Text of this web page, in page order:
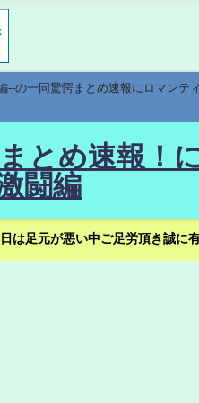
の一同驚愕まとめ速報にロマンテ
とめ速報！
闘編
足元が悪い中ご足労頂き誠に